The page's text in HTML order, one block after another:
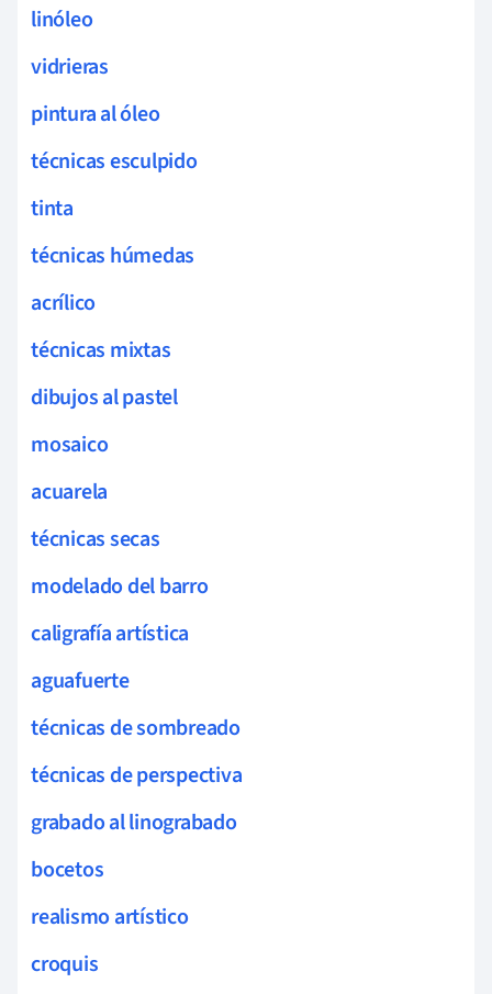
linóleo
vidrieras
pintura al óleo
técnicas esculpido
tinta
técnicas húmedas
acrílico
técnicas mixtas
dibujos al pastel
mosaico
acuarela
técnicas secas
modelado del barro
caligrafía artística
aguafuerte
técnicas de sombreado
técnicas de perspectiva
grabado al linograbado
bocetos
realismo artístico
croquis